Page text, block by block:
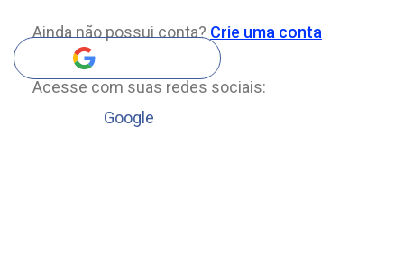
Ainda não possui conta? Crie uma conta
Acesse com suas redes sociais:
Google